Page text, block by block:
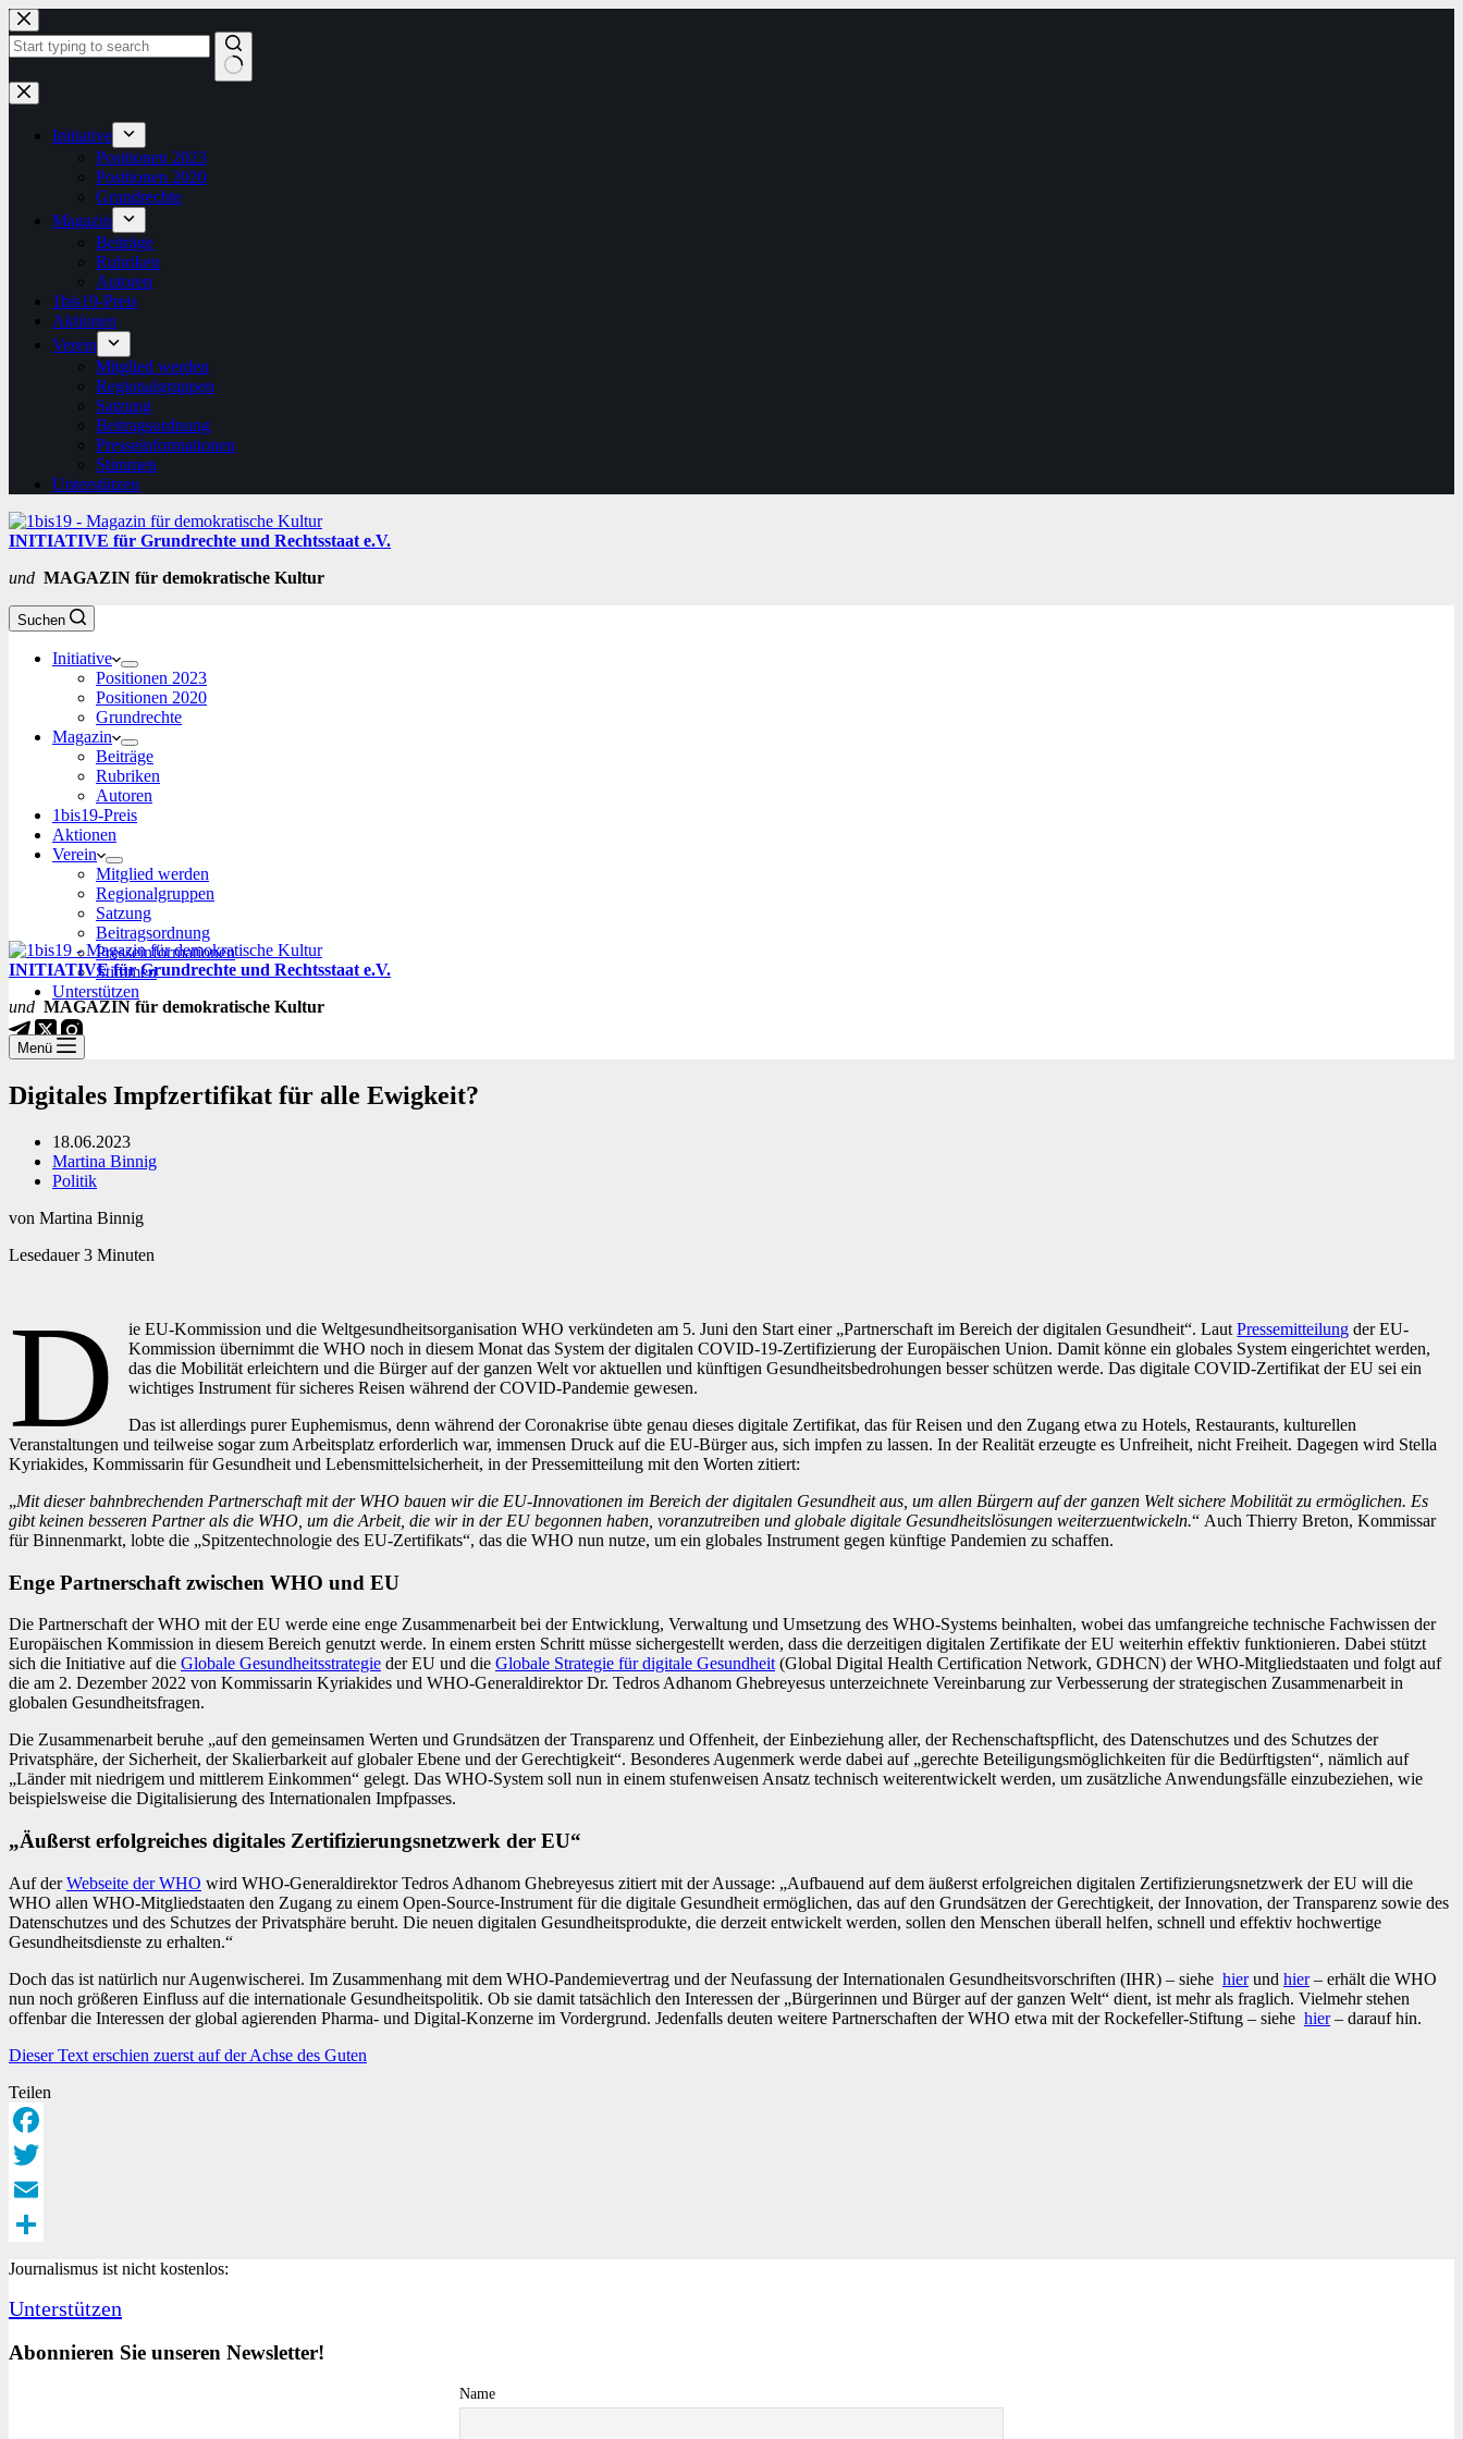
Zum
Inhalt
springen
Keine
Ergebnisse
Initiative
Positionen 2023
Positionen 2020
Grundrechte
Magazin
Beiträge
Rubriken
Autoren
1bis19-Preis
Aktionen
Verein
Mitglied werden
Regionalgruppen
Satzung
Beitragsordnung
Presseinformationen
Stimmen
Unterstützen
INITIATIVE für Grundrechte und Rechtsstaat e.V.
und MAGAZIN für demokratische Kultur
Suchen
Initiative
Positionen 2023
Positionen 2020
Grundrechte
Magazin
Beiträge
Rubriken
Autoren
1bis19-Preis
Aktionen
Verein
Mitglied werden
Regionalgruppen
Satzung
Beitragsordnung
Presseinformationen
Stimmen
Unterstützen
INITIATIVE für Grundrechte und Rechtsstaat e.V.
und MAGAZIN für demokratische Kultur
Menü
Digitales Impfzertifikat für alle Ewigkeit?
18.06.2023
Martina Binnig
Politik
von Martina Binnig
Lesedauer 3 Minuten
D ie EU-Kommission und die Weltgesundheitsorganisation WHO verkündeten am 5. Juni den Start einer „Partnerschaft im Bereich der digitalen Gesundheit“. LautPressemitteilung der EU-
Kommission übernimmt die WHO noch in diesem Monat das System der digitalen COVID-19-Zertifizierung der Europäischen Union. Damit könne ein globales System eingerichtet werden,
das die Mobilität erleichtern und die Bürger auf der ganzen Welt vor aktuellen und künftigen Gesundheitsbedrohungen besser schützen werde. Das digitale COVID-Zertifikat der EU sei ein
wichtiges Instrument für sicheres Reisen während der COVID-Pandemie gewesen.
Das ist allerdings purer Euphemismus, denn während der Coronakrise übte genau dieses digitale Zertifikat, das für Reisen und den Zugang etwa zu Hotels, Restaurants, kulturellen
Veranstaltungen und teilweise sogar zum Arbeitsplatz erforderlich war, immensen Druck auf die EU-Bürger aus, sich impfen zu lassen. In der Realität erzeugte es Unfreiheit, nicht Freiheit. Dagegen wird Stella
Kyriakides, Kommissarin für Gesundheit und Lebensmittelsicherheit, in der Pressemitteilung mit den Worten zitiert:
„Mit dieser bahnbrechenden Partnerschaft mit der WHO bauen wir die EU-Innovationen im Bereich der digitalen Gesundheit aus, um allen Bürgern auf der ganzen Welt sichere Mobilität zu ermöglichen. Es
gibt keinen besseren Partner als die WHO, um die Arbeit, die wir in der EU begonnen haben, voranzutreiben und globale digitale Gesundheitslösungen weiterzuentwickeln.“ Auch Thierry Breton, Kommissar
für Binnenmarkt, lobte die „Spitzentechnologie des EU-Zertifikats“, das die WHO nun nutze, um ein globales Instrument gegen künftige Pandemien zu schaffen.
Enge Partnerschaft zwischen WHO und EU
Die Partnerschaft der WHO mit der EU werde eine enge Zusammenarbeit bei der Entwicklung, Verwaltung und Umsetzung des WHO-Systems beinhalten, wobei das umfangreiche technische Fachwissen der
Europäischen Kommission in diesem Bereich genutzt werde. In einem ersten Schritt müsse sichergestellt werden, dass die derzeitigen digitalen Zertifikate der EU weiterhin effektiv funktionieren. Dabei stützt
sich die Initiative auf die Globale Gesundheitsstrategie der EU und die Globale Strategie für digitale Gesundheit (Global Digital Health Certification Network, GDHCN) der WHO-Mitgliedstaaten und folgt auf
die am 2. Dezember 2022 von Kommissarin Kyriakides und WHO-Generaldirektor Dr. Tedros Adhanom Ghebreyesus unterzeichnete Vereinbarung zur Verbesserung der strategischen Zusammenarbeit in
globalen Gesundheitsfragen.
Die Zusammenarbeit beruhe „auf den gemeinsamen Werten und Grundsätzen der Transparenz und Offenheit, der Einbeziehung aller, der Rechenschaftspflicht, des Datenschutzes und des Schutzes der
Privatsphäre, der Sicherheit, der Skalierbarkeit auf globaler Ebene und der Gerechtigkeit“. Besonderes Augenmerk werde dabei auf „gerechte Beteiligungsmöglichkeiten für die Bedürftigsten“, nämlich auf
„Länder mit niedrigem und mittlerem Einkommen“ gelegt. Das WHO-System soll nun in einem stufenweisen Ansatz technisch weiterentwickelt werden, um zusätzliche Anwendungsfälle einzubeziehen, wie
beispielsweise die Digitalisierung des Internationalen Impfpasses.
„Äußerst erfolgreiches digitales Zertifizierungsnetzwerk der EU“
Auf derWebseite der WHO wird WHO-Generaldirektor Tedros Adhanom Ghebreyesus zitiert mit der Aussage: „Aufbauend auf dem äußerst erfolgreichen digitalen Zertifizierungsnetzwerk der EU will die
WHO allen WHO-Mitgliedstaaten den Zugang zu einem Open-Source-Instrument für die digitale Gesundheit ermöglichen, das auf den Grundsätzen der Gerechtigkeit, der Innovation, der Transparenz sowie des
Datenschutzes und des Schutzes der Privatsphäre beruht. Die neuen digitalen Gesundheitsprodukte, die derzeit entwickelt werden, sollen den Menschen überall helfen, schnell und effektiv hochwertige
Gesundheitsdienste zu erhalten.“
Doch das ist natürlich nur Augenwischerei. Im Zusammenhang mit dem WHO-Pandemievertrag und der Neufassung der Internationalen Gesundheitsvorschriften (IHR) – siehe hierund hier– erhält die WHO
nun noch größeren Einfluss auf die internationale Gesundheitspolitik. Ob sie damit tatsächlich den Interessen der „Bürgerinnen und Bürger auf der ganzen Welt“ dient, ist mehr als fraglich. Vielmehr stehen
offenbar die Interessen der global agierenden Pharma- und Digital-Konzerne im Vordergrund. Jedenfalls deuten weitere Partnerschaften der WHO etwa mit der Rockefeller-Stiftung – siehe hier– darauf hin.
Dieser Text erschien zuerst auf der Achse des Guten
Teilen
Facebook
Twitter
Email
Teilen
Journalismus ist nicht kostenlos:
Unterstützen
Abonnieren Sie unseren Newsletter!
Name